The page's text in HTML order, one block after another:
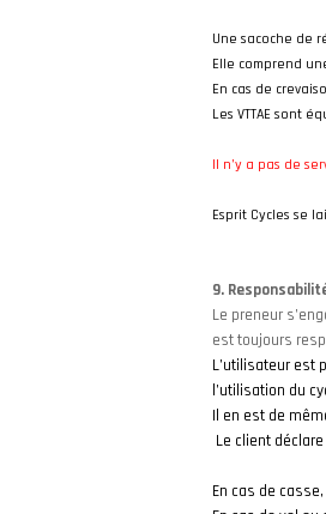
Une sacoche de
Elle comprend
En cas de
Les VTTAE sont
Il n’y a pas de
Esprit Cycles se
9.
Le preneur
est toujours
L’utilisateur est
l’utilisation du
Il en est de
Le client
En cas de